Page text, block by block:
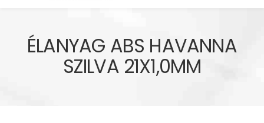
ÉLANYAG ABS HAVANNA
SZILVA 21X1,0MM